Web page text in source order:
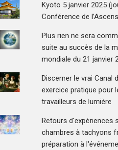
Kyoto 5 janvier 2025
Conférence de
Plus rien ne sera
suite au succès de la
mondiale du 21 janvier
Discerner le vrai Canal
exercice pratique pour
travailleurs de lumière
Retours d'expériences
chambres à tachyons
préparation à